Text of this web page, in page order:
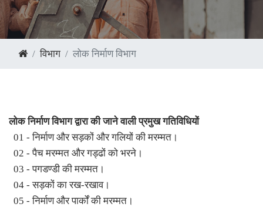
विभाग लोक निर्माण विभाग
लोक निर्माण विभाग द्वारा की जाने वाली प्रमुख गतिविधियों
01 - निर्माण और सड़कों और गलियों की मरम्मत।
02 - पैच मरम्मत और गड्ढों को भरने।
03 - पगडण्डी की मरम्मत।
04 - सड़कों का रख-रखाव।
05 - निर्माण और पार्कों की मरम्मत।